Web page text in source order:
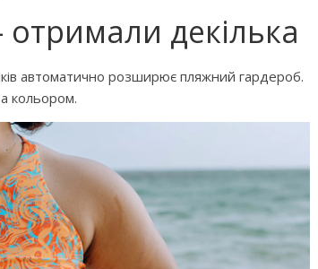
декілька
автоматично розширює пляжний гардероб.
кольором.
Шевченка